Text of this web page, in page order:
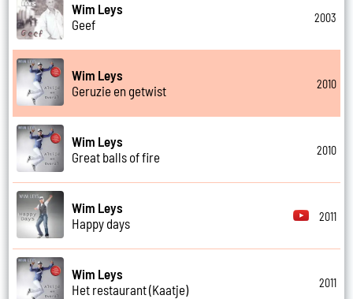
Wim Leys
Geef
2003
Wim Leys
Geruzie en getwist
2010
Wim Leys
Great balls of fire
2010
Wim Leys
Happy days
2011
Wim Leys
Het restaurant (Kaatje)
2011